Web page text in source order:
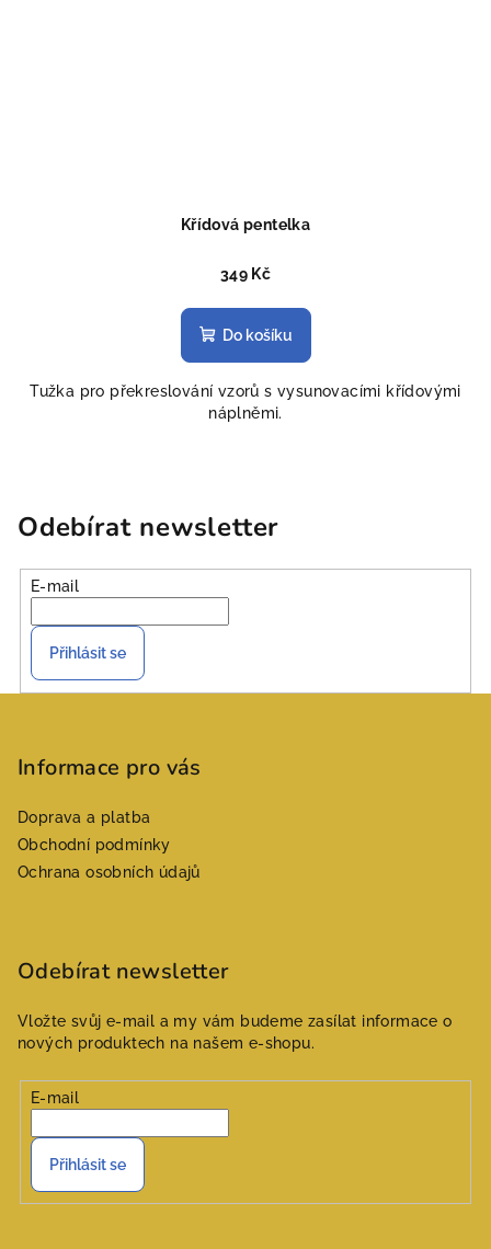
Křídová pentelka
349 Kč
Do košíku
Tužka pro překreslování vzorů s vysunovacími křídovými
náplněmi.
Odebírat newsletter
E-mail
Přihlásit se
Informace pro vás
Doprava a platba
Obchodní podmínky
Ochrana osobních údajů
Odebírat newsletter
Vložte svůj e-mail a my vám budeme zasílat informace o
nových produktech na našem e-shopu.
E-mail
Přihlásit se